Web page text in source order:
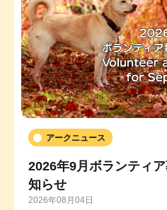
アークニュース
2026年9月ボランティ
知らせ
2026年08月04日